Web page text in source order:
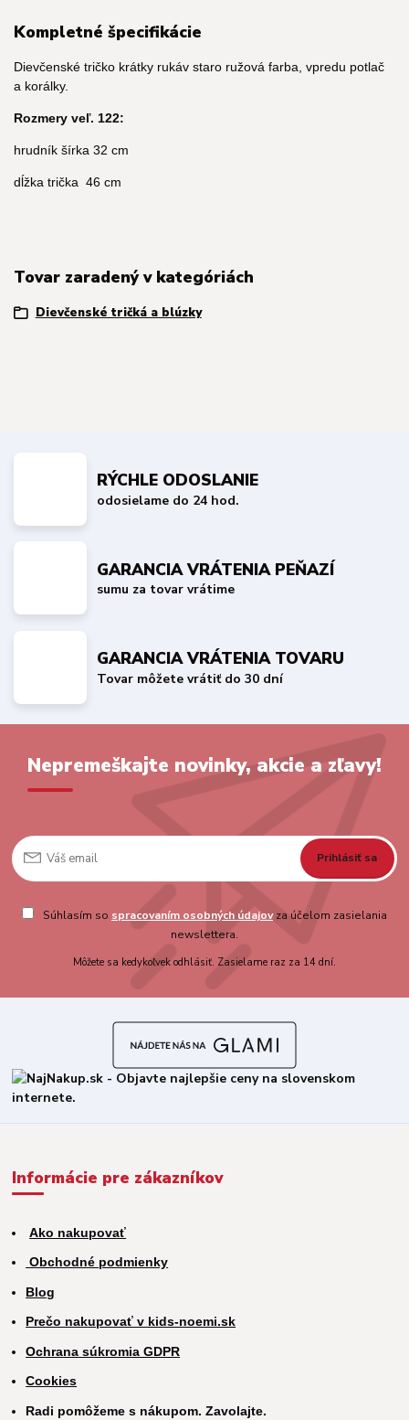
Kompletné špecifikácie
Dievčenské tričko krátky rukáv staro ružová farba, vpredu potlač
a korálky.
Rozmery veľ. 122:
hrudník šírka 32 cm
dĺžka trička 46 cm
Tovar zaradený v kategóriách
Dievčenské tričká a blúzky
RÝCHLE ODOSLANIE
odosielame do 24 hod.
GARANCIA VRÁTENIA PEŇAZÍ
sumu za tovar vrátime
GARANCIA VRÁTENIA TOVARU
Tovar môžete vrátiť do 30 dní
Nepremeškajte novinky, akcie a zľavy!
Prihlásiť sa
Súhlasím so spracovaním osobných údajovza účelom zasielania
newslettera.
Môžete sa kedykoľvek odhlásiť. Zasielame raz za 14 dní.
Informácie pre zákazníkov
Ako nakupovať
Obchodné podmienky
Blog
Prečo nakupovať v kids-noemi.sk
Ochrana súkromia GDPR
Cookies
Radi pomôžeme s nákupom. Zavolajte.